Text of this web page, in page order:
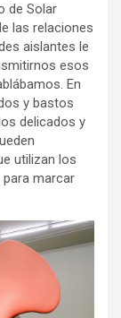
de Solar
las relaciones
aislantes le
esos
En
y bastos
delicados y
utilizan los
marcar